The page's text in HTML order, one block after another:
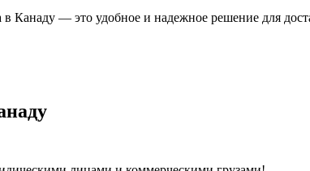
в Канаду — это удобное и надежное решение для